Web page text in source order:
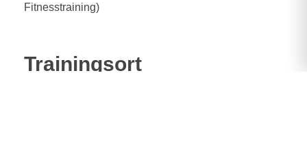
Fitnesstraining)
Trainingsort